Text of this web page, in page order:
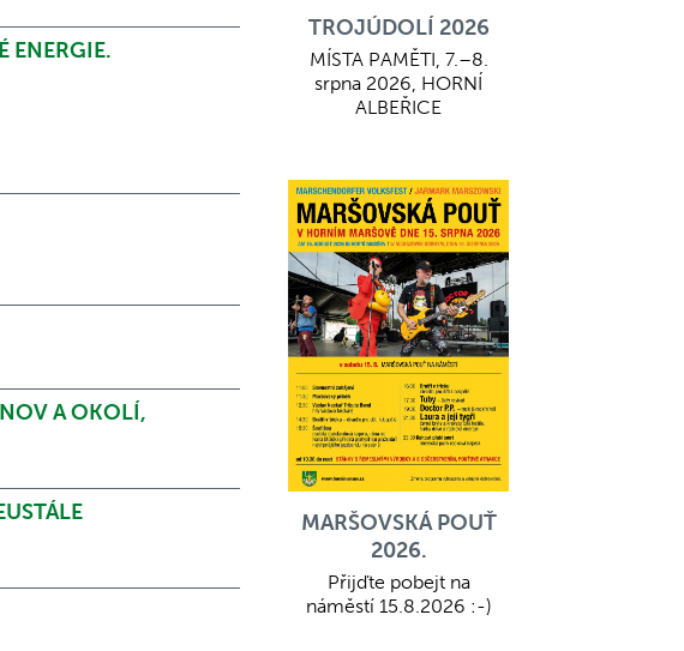
ENERGIE.
A OKOLÍ,
TROJÚDOLÍ 2026
MÍSTA PAMĚTI, 7.–8.
srpna 2026, HORNÍ
ALBEŘICE
MARŠOVSKÁ POUŤ
2026.
Přijďte pobejt na
náměstí 15.8.2026 :-)